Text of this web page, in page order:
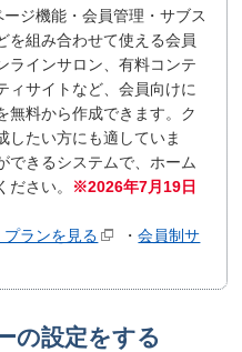
ジ機能・会員管理・サブス
を組み合わせて使える会員
ラインサロン、有料コンテ
ィサイトなど、会員向けに
無料から作成できます。ク
したい方にも適していま
できるシステムで、ホーム
さい。 ※2026年7月19日
プランを見る ・会員制サ
の設定をする